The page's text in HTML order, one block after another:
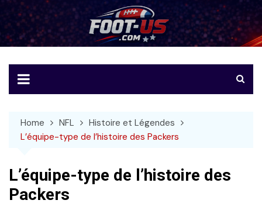
to
content
Foot-US
Le football américain en français
Home NFL
Histoire et Légendes
L’équipe-type de l’histoire des Packers
L’équipe-type de l’histoire des
Packers